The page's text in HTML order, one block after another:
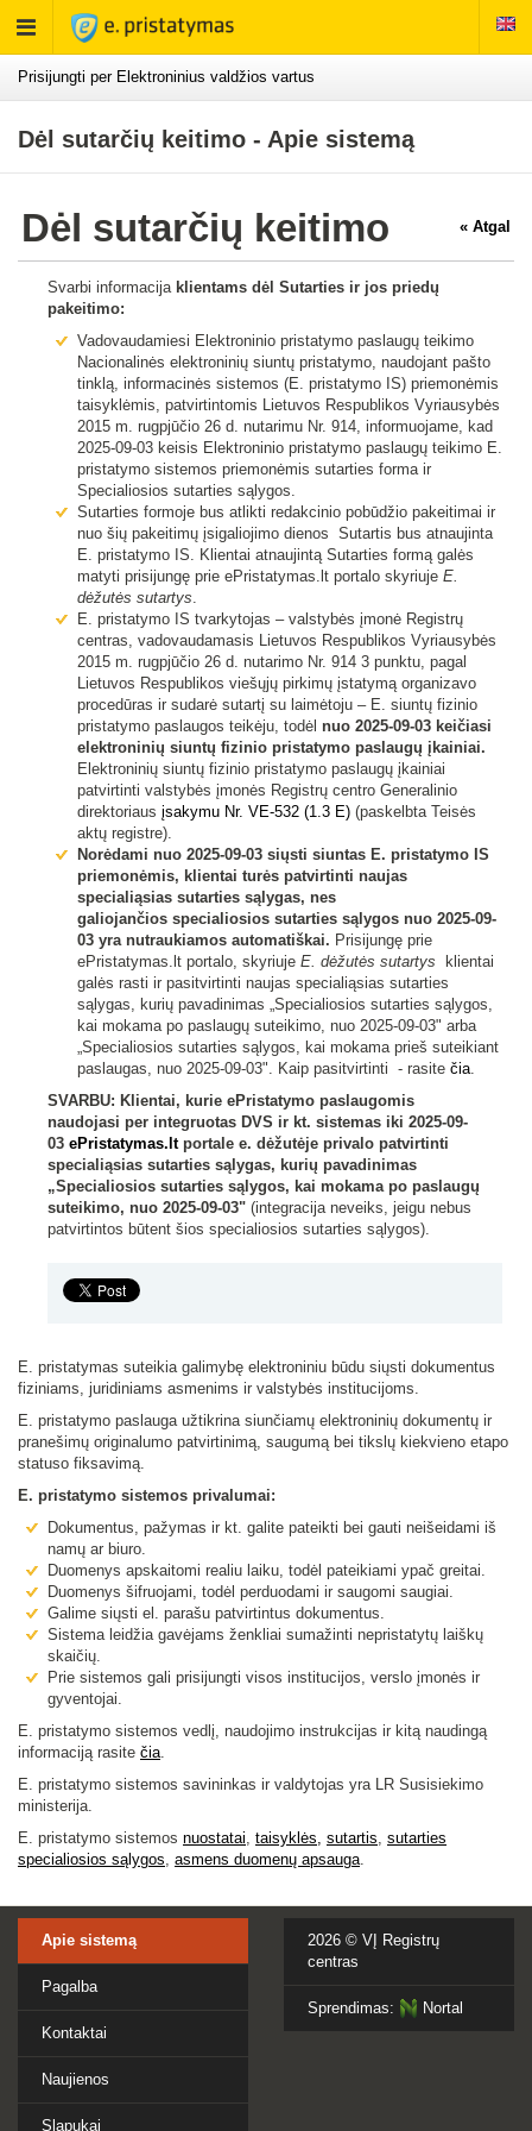
Rodyti
meniu
Prisijungti per Elektroninius valdžios vartus
Dėl sutarčių keitimo - Apie sistemą
« Atgal
Dėl sutarčių keitimo
Svarbi informacija klientams dėl Sutarties ir jos priedų
pakeitimo:
Vadovaudamiesi Elektroninio pristatymo paslaugų teikimo
Nacionalinės elektroninių siuntų pristatymo, naudojant pašto
tinklą, informacinės sistemos (E. pristatymo IS) priemonėmis
taisyklėmis, patvirtintomis Lietuvos Respublikos Vyriausybės
2015 m. rugpjūčio 26 d. nutarimu Nr. 914, informuojame, kad
2025-09-03 keisis Elektroninio pristatymo paslaugų teikimo E.
pristatymo sistemos priemonėmis sutarties forma ir
Specialiosios sutarties sąlygos.
Sutarties formoje bus atlikti redakcinio pobūdžio pakeitimai ir
nuo šių pakeitimų įsigaliojimo dienos Sutartis bus atnaujinta
E. pristatymo IS. Klientai atnaujintą Sutarties formą galės
matyti prisijungę prie ePristatymas.lt portalo skyriuje E.
dėžutės sutartys
E. pristatymo IS tvarkytojas – valstybės įmonė Registrų
centras, vadovaudamasis Lietuvos Respublikos Vyriausybės
2015 m. rugpjūčio 26 d. nutarimo Nr. 914 3 punktu, pagal
Lietuvos Respublikos viešųjų pirkimų įstatymą organizavo
procedūras ir sudarė sutartį su laimėtoju – E. siuntų fizinio
pristatymo paslaugos teikėju, todėl nuo 2025-09-03 keičiasi
elektroninių siuntų fizinio pristatymo paslaugų įkainiai.
Elektroninių siuntų fizinio pristatymo paslaugų įkainiai
patvirtinti valstybės įmonės Registrų centro Generalinio
direktoriaus įsakymu Nr. VE-532 (1.3 E) (paskelbta Teisės
aktų registre).
Norėdami nuo 2025-09-03 siųsti siuntas E. pristatymo IS
priemonėmis, klientai turės patvirtinti naujas
specialiąsias sutarties sąlygas, nes
galiojančios specialiosios sutarties sąlygos nuo 2025-09-
03 yra nutraukiamos automatiškai. Prisijungę prie
ePristatymas.lt portalo, skyriuje E. dėžutės sutartys klientai
galės rasti ir pasitvirtinti naujas specialiąsias sutarties
sąlygas, kurių pavadinimas „Specialiosios sutarties sąlygos,
kai mokama po paslaugų suteikimo, nuo 2025-09-03" arba
„Specialiosios sutarties sąlygos, kai mokama prieš suteikiant
paslaugas, nuo 2025-09-03". Kaip pasitvirtinti - rasite čia
SVARBU: Klientai, kurie ePristatymo paslaugomis
naudojasi per integruotas DVS ir kt. sistemas iki 2025-09-
03 ePristatymas.ltportale e. dėžutėje privalo patvirtinti
specialiąsias sutarties sąlygas, kurių pavadinimas
„Specialiosios sutarties sąlygos, kai mokama po paslaugų
suteikimo, nuo 2025-09-03" (integracija neveiks, jeigu nebus
patvirtintos būtent šios specialiosios sutarties sąlygos).
E. pristatymas suteikia galimybę elektroniniu būdu siųsti dokumentus
fiziniams, juridiniams asmenims ir valstybės institucijoms.
E. pristatymo paslauga užtikrina siunčiamų elektroninių dokumentų ir
pranešimų originalumo patvirtinimą, saugumą bei tikslų kiekvieno etapo
statuso fiksavimą.
E. pristatymo sistemos privalumai:
Dokumentus, pažymas ir kt. galite pateikti bei gauti neišeidami iš
namų ar biuro.
Duomenys apskaitomi realiu laiku, todėl pateikiami ypač greitai.
Duomenys šifruojami, todėl perduodami ir saugomi saugiai.
Galime siųsti el. parašu patvirtintus dokumentus.
Sistema leidžia gavėjams ženkliai sumažinti nepristatytų laiškų
skaičių.
Prie sistemos gali prisijungti visos institucijos, verslo įmonės ir
gyventojai.
E. pristatymo sistemos vedlį, naudojimo instrukcijas ir kitą naudingą
informaciją rasite čia.
E. pristatymo sistemos savininkas ir valdytojas yra LR Susisiekimo
ministerija.
E. pristatymo sistemos nuostatai, taisyklės, sutartis, sutarties
specialiosios sąlygos, asmens duomenų apsauga.
Apie sistemą
Pagalba
Kontaktai
Naujienos
Slapukai
2026 © VĮ Registrų
centras
Sprendimas: Nortal